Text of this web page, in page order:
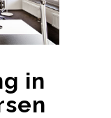
in